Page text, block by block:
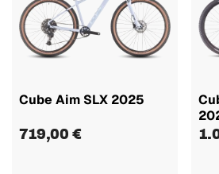
Cube Aim SLX 2025
719,00 €